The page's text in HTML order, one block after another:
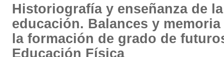
Historiografía y enseñanza de
educación. Balances y
la formación de grado de
Educación Física